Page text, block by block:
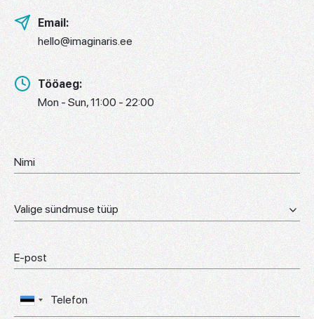
Email:
hello@imaginaris.ee
Tööaeg:
Mon - Sun, 11:00 - 22:00
Valige sündmuse tüüp